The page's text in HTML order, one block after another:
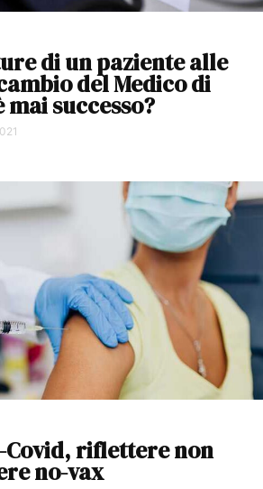
di un paziente alle
del Medico di
successo?
Covid, riflettere non
no-vax